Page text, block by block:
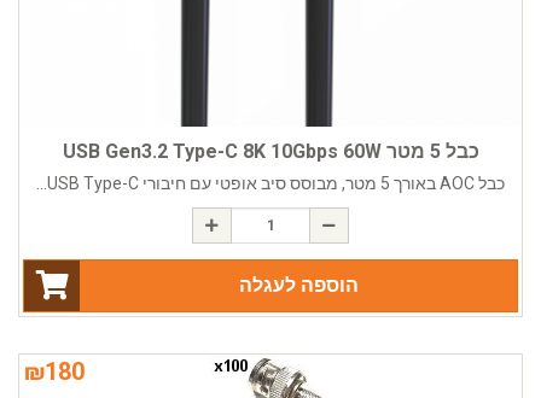
כבל 5 מטר USB Gen3.2 Type-C 8K 10Gbps 60W
כבל AOC באורך 5 מטר, מבוסס סיב אופטי עם חיבורי USB Type-C...
הוספה לעגלה
₪180